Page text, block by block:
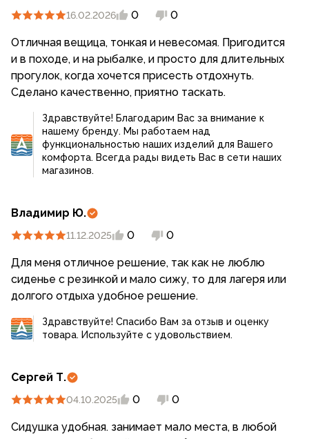
16.02.2026 0 0
Отличная вещица, тонкая и невесомая. Пригодится
и в походе, и на рыбалке, и просто для длительных
прогулок, когда хочется присесть отдохнуть.
Сделано качественно, приятно таскать.
Здравствуйте! Благодарим Вас за внимание к
нашему бренду. Мы работаем над
функциональностью наших изделий для Вашего
комфорта. Всегда рады видеть Вас в сети наших
магазинов.
Владимир Ю.
11.12.2025 0 0
Для меня отличное решение, так как не люблю
сиденье с резинкой и мало сижу, то для лагеря или
долгого отдыха удобное решение.
Здравствуйте! Спасибо Вам за отзыв и оценку
товара. Используйте с удовольствием.
Сергей Т.
04.10.2025 0 0
Сидушка удобная. занимает мало места, в любой